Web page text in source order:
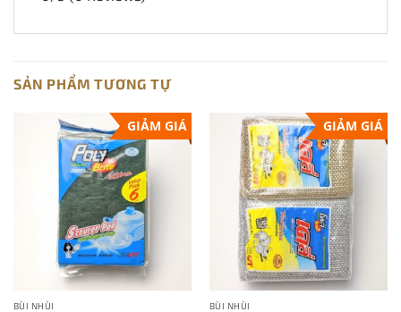
SẢN PHẨM TƯƠNG TỰ
GIẢM GIÁ
BÙI NHÙI
GIẢM GIÁ
BÙI NHÙI